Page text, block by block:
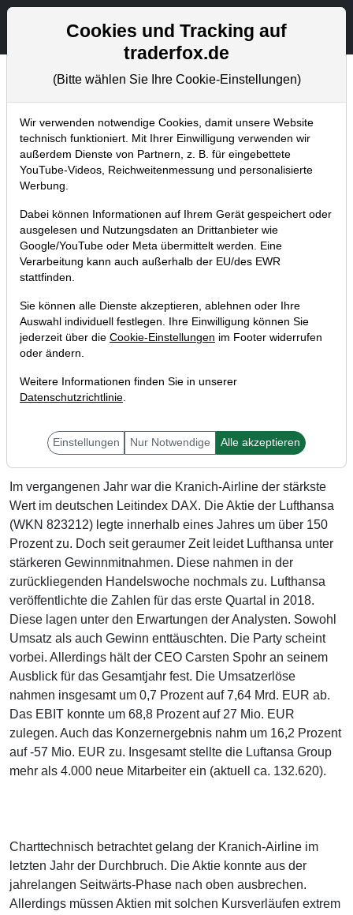
Aktien- und Artikelsuche
Chartanalysen
Home Blog Chartanalysen
Chartanalyse Lufthansa: Vom
Highflyer zum Underdog?
28.04.2018 um 12:33 Uhr | P. Uhlschmied
Im vergangenen Jahr war die Kranich-Airline der stärkste
Wert im deutschen Leitindex DAX. Die Aktie der Lufthansa
(WKN 823212) legte innerhalb eines Jahres um über 150
Prozent zu. Doch seit geraumer Zeit leidet Lufthansa unter
stärkeren Gewinnmitnahmen. Diese nahmen in der
zurückliegenden Handelswoche nochmals zu. Lufthansa
veröffentlichte die Zahlen für das erste Quartal in 2018.
Diese lagen unter den Erwartungen der Analysten. Sowohl
Umsatz als auch Gewinn enttäuschten. Die Party scheint
vorbei. Allerdings hält der CEO Carsten Spohr an seinem
Ausblick für das Gesamtjahr fest. Die Umsatzerlöse
nahmen insgesamt um 0,7 Prozent auf 7,64 Mrd. EUR ab.
Das EBIT konnte um 68,8 Prozent auf 27 Mio. EUR
zulegen. Auch das Konzernergebnis nahm um 16,2 Prozent
auf -57 Mio. EUR zu. Insgesamt stellte die Luftansa Group
mehr als 4.000 neue Mitarbeiter ein (aktuell ca. 132.620).
Charttechnisch betrachtet gelang der Kranich-Airline im
letzten Jahr der Durchbruch. Die Aktie konnte aus der
jahrelangen Seitwärts-Phase nach oben ausbrechen.
Allerdings müssen Aktien mit solchen Kursverläufen extrem
Cookies und Tracking auf
traderfox.de
(Bitte wählen Sie Ihre Cookie-Einstellungen)
Wir verwenden notwendige Cookies, damit unsere Website
technisch funktioniert. Mit Ihrer Einwilligung verwenden wir
außerdem Dienste von Partnern, z. B. für eingebettete
YouTube-Videos, Reichweitenmessung und personalisierte
Werbung.
Dabei können Informationen auf Ihrem Gerät gespeichert oder
ausgelesen und Nutzungsdaten an Drittanbieter wie
Google/YouTube oder Meta übermittelt werden. Eine
Verarbeitung kann auch außerhalb der EU/des EWR
stattfinden.
Sie können alle Dienste akzeptieren, ablehnen oder Ihre
Auswahl individuell festlegen. Ihre Einwilligung können Sie
jederzeit über die Cookie-Einstellungen im Footer widerrufen
oder ändern.
Weitere Informationen finden Sie in unserer
Datenschutzrichtlinie.
Einstellungen Nur Notwendige Alle akzeptieren